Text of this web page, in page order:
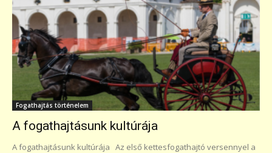
Fogathajtás történelem
A fogathajtásunk kultúrája
A fogathajtásunk kultúrája Az első kettesfogathajtó versennyel a